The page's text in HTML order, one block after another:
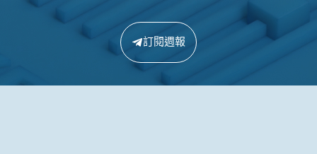
訂閱週報